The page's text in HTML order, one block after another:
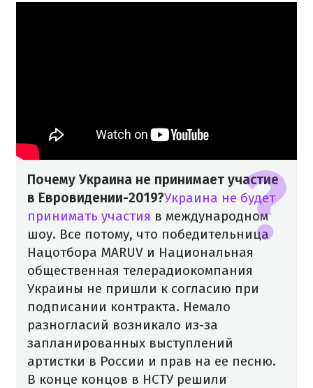
Почему Украина не принимает участие
в Евровидении-2019?Украина не будет
принимать участия в международном
шоу. Все потому, что победительница
Нацотбора MARUV и Национальная
общественная телерадиокомпания
Украины не пришли к согласию при
подписании контракта. Немало
разногласий возникало из-за
запланированных выступлений
артистки в России и прав на ее песню.
В конце концов в НСТУ решили